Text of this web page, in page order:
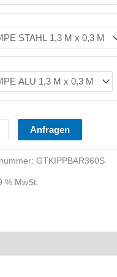
Anfragen
GTKIPPBAR360S
% MwSt.